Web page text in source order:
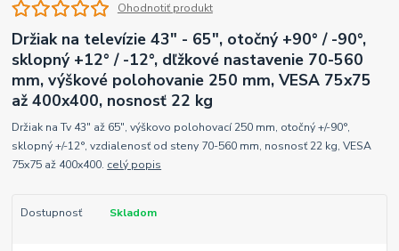
Ohodnotiť produkt
Držiak na televízie 43" - 65", otočný +90° / -90°,
sklopný +12° / -12°, dľžkové nastavenie 70-560
mm, výškové polohovanie 250 mm, VESA 75x75
až 400x400, nosnosť 22 kg
Držiak na Tv 43" až 65", výškovo polohovací 250 mm, otočný +/-90°,
sklopný +/-12°, vzdialenosť od steny 70-560 mm, nosnosť 22 kg, VESA
75x75 až 400x400. celý popis
Dostupnosť Skladom